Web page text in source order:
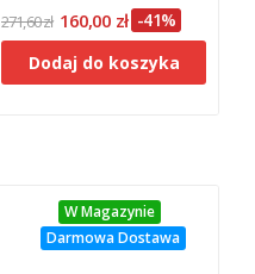
271,60 zł 160,00 zł -41%
Dodaj do koszyka
W Magazynie
Darmowa Dostawa